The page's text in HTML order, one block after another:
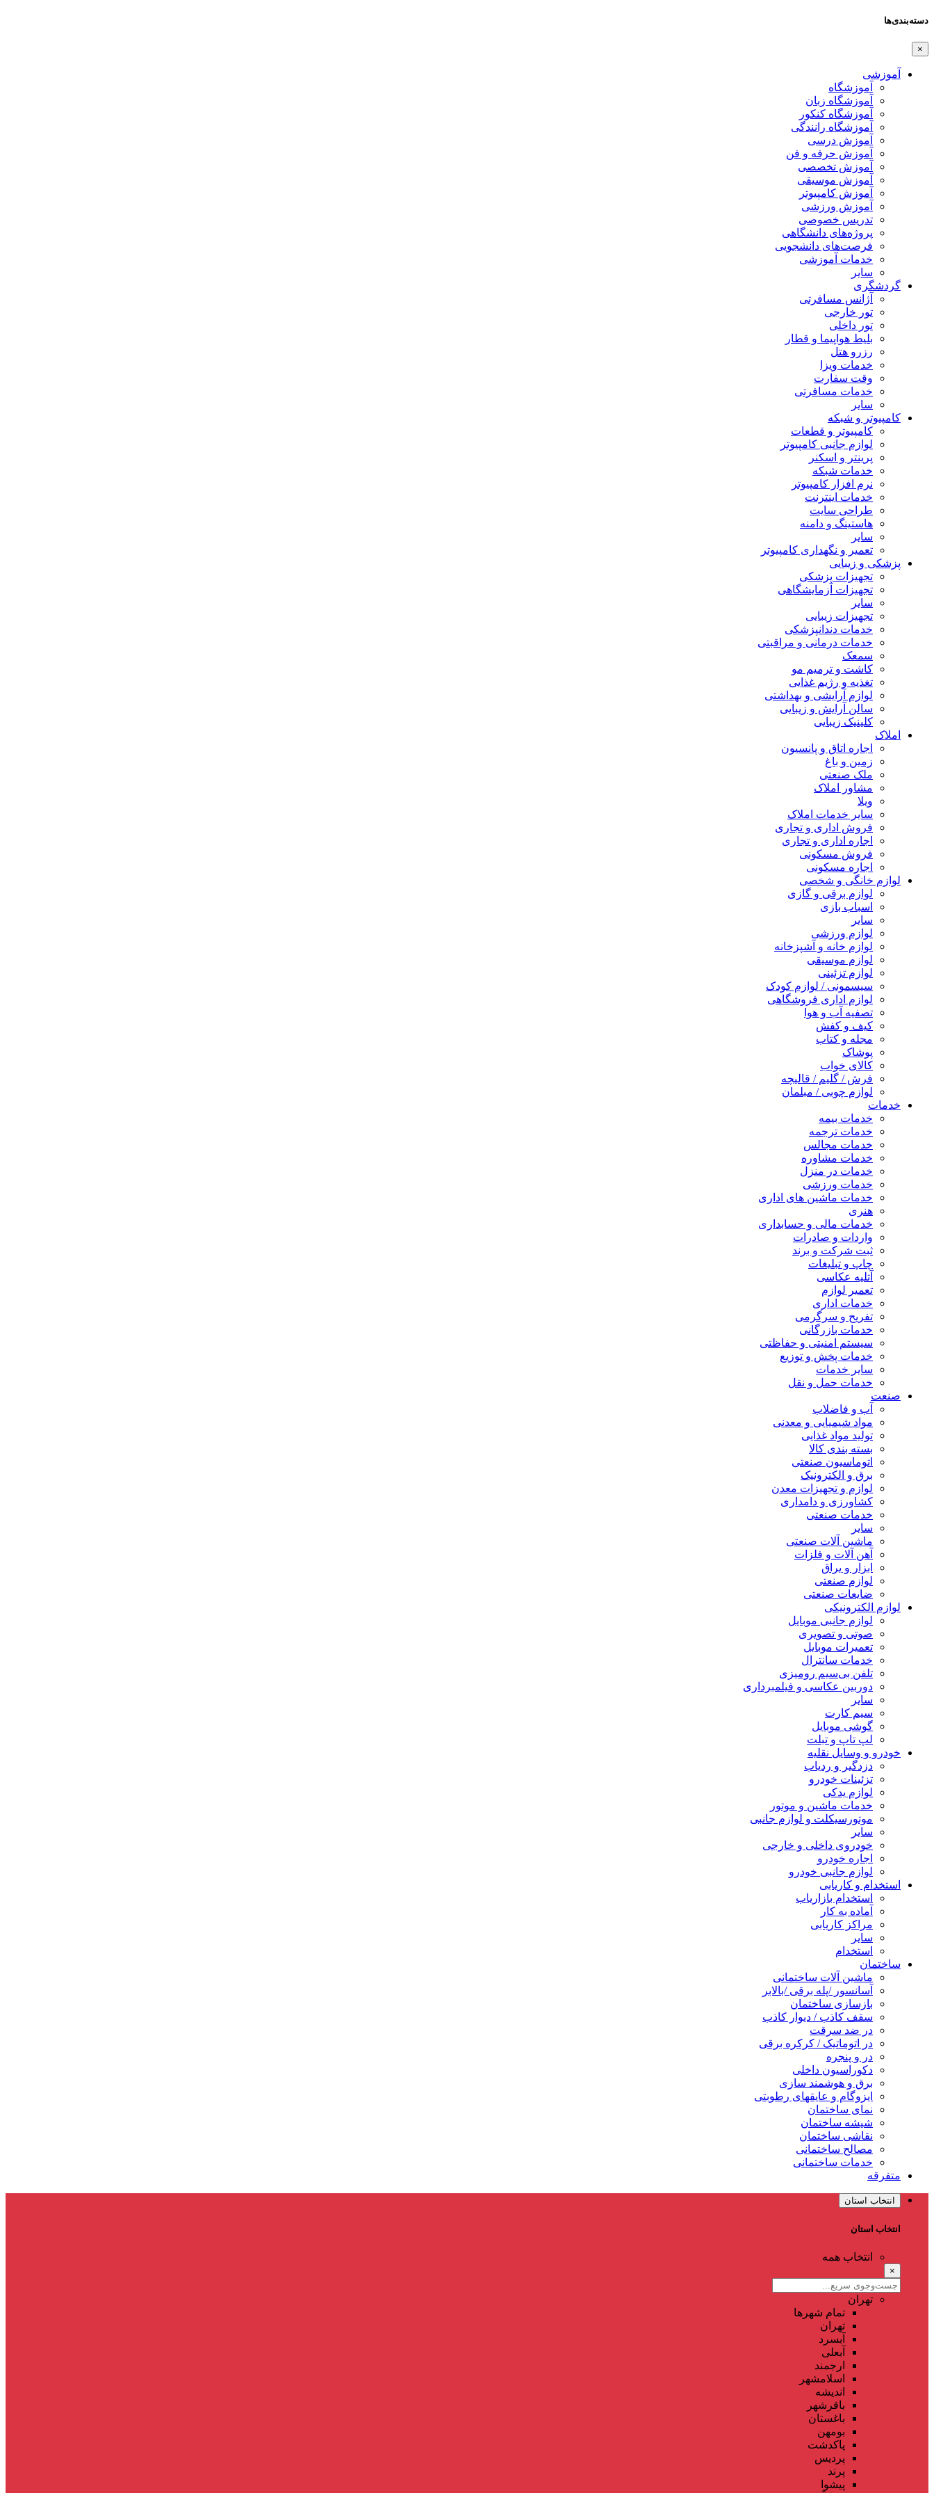
دسته‌بندی‌ها
×
آموزشی
آموزشگاه
آموزشگاه زبان
آموزشگاه کنکور
آموزشگاه رانندگی
آموزش درسی
آموزش حرفه و فن
آموزش تخصصی
آموزش موسیقی
آموزش کامپیوتر
آموزش ورزشی
تدریس خصوصی
پروژه‌های دانشگاهی
فرصت‌های دانشجویی
خدمات آموزشی
سایر
گردشگری
آژانس مسافرتی
تور خارجی
تور داخلی
بلیط هواپیما و قطار
رزرو هتل
خدمات ویزا
وقت سفارت
خدمات مسافرتی
سایر
کامپیوتر و شبکه
کامپیوتر و قطعات
لوازم جانبی کامپیوتر
پرینتر و اسکنر
خدمات شبکه
نرم افزار کامپیوتر
خدمات اینترنت
طراحی سایت
هاستینگ و دامنه
سایر
تعمیر و نگهداری کامپیوتر
پزشکی و زیبایی
تجهیزات پزشکی
تجهیزات آزمایشگاهی
سایر
تجهیزات زیبایی
خدمات دندانپزشکی
خدمات درمانی و مراقبتی
سمعک
کاشت و ترمیم مو
تغذیه و رژیم غذایی
لوازم آرایشی و بهداشتی
سالن آرایش و زیبایی
کلینیک زیبایی
املاک
اجاره اتاق و پانسیون
زمین و باغ
ملک صنعتی
مشاور املاک
ویلا
سایر خدمات املاک
فروش اداری و تجاری
اجاره اداری و تجاری
فروش مسکونی
اجاره مسکونی
لوازم خانگی و شخصی
لوازم برقی و گازی
اسباب بازی
سایر
لوازم ورزشی
لوازم خانه و آشپزخانه
لوازم موسیقی
لوازم تزئینی
سیسمونی / لوازم کودک
لوازم اداری فروشگاهی
تصفیه آب و هوا
کیف و کفش
مجله و کتاب
پوشاک
کالای خواب
فرش / گلیم / قالیچه
لوازم چوبی / مبلمان
خدمات
خدمات بیمه
خدمات ترجمه
خدمات مجالس
خدمات مشاوره
خدمات در منزل
خدمات ورزشی
خدمات ماشین های اداری
هنری
خدمات مالی و حسابداری
واردات و صادرات
ثبت شرکت و برند
چاپ و تبلیغات
آتلیه عکاسی
تعمیر لوازم
خدمات اداری
تفریح و سرگرمی
خدمات بازرگانی
سیستم امنیتی و حفاظتی
خدمات پخش و توزیع
سایر خدمات
خدمات حمل و نقل
صنعت
آب و فاضلاب
مواد شیمیایی و معدنی
تولید مواد غذایی
بسته بندی کالا
اتوماسیون صنعتی
برق و الکترونیک
لوازم و تجهیزات معدن
کشاورزی و دامداری
خدمات صنعتی
سایر
ماشین آلات صنعتی
آهن آلات و فلزات
ابزار و یراق
لوازم صنعتی
ضایعات صنعتی
لوازم الکترونیکی
لوازم جانبی موبایل
صوتی و تصویری
تعمیرات موبایل
خدمات سانترال
تلفن بی‌سیم رومیزی
دوربین عکاسی و فیلمبرداری
سایر
سیم کارت
گوشی موبایل
لپ تاپ و تبلت
خودرو و وسایل نقلیه
دزدگیر و ردیاب
تزئینات خودرو
لوازم یدکی
خدمات ماشین و موتور
موتورسیکلت و لوازم جانبی
سایر
خودروی داخلی و خارجی
اجاره خودرو
لوازم جانبی خودرو
استخدام و کاریابی
استخدام بازاریاب
آماده به کار
مراکز کاریابی
سایر
استخدام
ساختمان
ماشین آلات ساختمانی
آسانسور /پله برقی /بالابر
بازسازی ساختمان
سقف کاذب / دیوار کاذب
در ضد سرقت
در اتوماتیک / کرکره برقی
در و پنجره
دکوراسیون داخلی
برق و هوشمند سازی
ایزوگام و عایقهای رطوبتی
نمای ساختمان
شیشه ساختمان
نقاشی ساختمان
مصالح ساختمانی
خدمات ساختمانی
متفرقه
انتخاب استان
انتخاب استان
انتخاب همه
×
تهران
تمام شهر‌ها
تهران
آبسرد
آبعلی
ارجمند
اسلامشهر
اندیشه
باقرشهر
باغستان
بومهن
پاکدشت
پردیس
پرند
پیشوا